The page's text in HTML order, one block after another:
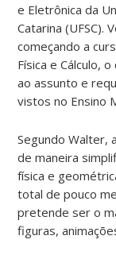
e Eletrônica da
Catarina (UFSC).
começando a
Física e Cálculo,
ao assunto e
vistos no Ensino
Segundo Walter,
de maneira
física e
total de pouco
pretende ser o
figuras,